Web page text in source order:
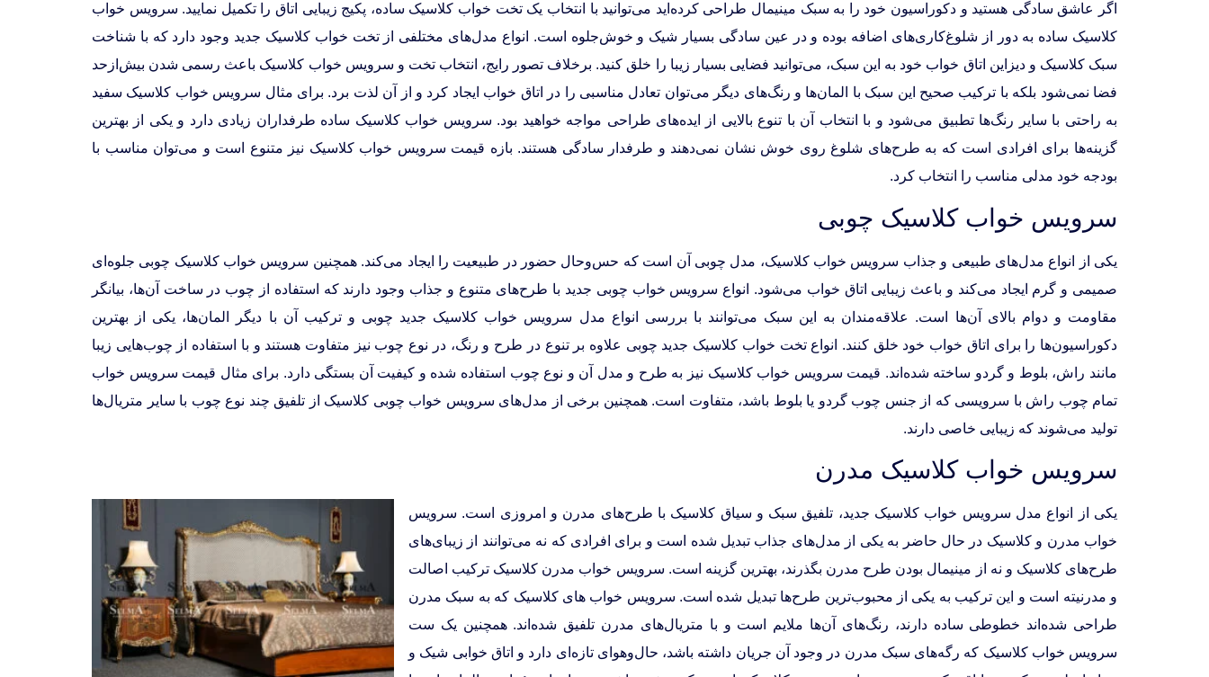
اگر عاشق سادگی هستید و دکوراسیون خود را به سبک مینیمال طراحی کرده‌اید می‌توانید با انتخاب یک تخت خواب کلاسیک ساده، پکیج زیبایی اتاق را تکمیل نمایید. سرویس خواب
کلاسیک ساده به دور از شلوغ‌کاری‌های اضافه بوده و در عین سادگی بسیار شیک و خوش‌جلوه است. انواع مدل‌های مختلفی از تخت خواب کلاسیک جدید وجود دارد که با شناخت
سبک کلاسیک و دیزاین اتاق خواب خود به این سبک، می‌توانید فضایی بسیار زیبا را خلق کنید‌. برخلاف تصور رایج، انتخاب تخت و سرویس خواب کلاسیک باعث رسمی شدن بیش‌ازحد
فضا نمی‌شود بلکه با ترکیب صحیح این سبک با المان‌ها و رنگ‌های دیگر می‌توان تعادل مناسبی را در اتاق خواب ایجاد کرد و از آن لذت برد. برای مثال سرویس خواب کلاسیک سفید
به راحتی با سایر رنگ‌ها تطبیق می‌شود و با انتخاب آن با تنوع بالایی از ایده‌های طراحی مواجه خواهید بود. سرویس خواب کلاسیک ساده طرفداران زیادی دارد و یکی از بهترین
گزینه‌ها برای افرادی است که به طرح‌های شلوغ روی خوش نشان نمی‌دهند و طرفدار سادگی هستند. بازه قیمت سرویس خواب کلاسیک نیز متنوع است و می‌توان مناسب با
بودجه خود مدلی مناسب را انتخاب کرد.
سرویس خواب کلاسیک چوبی
یکی از انواع مدل‌های طبیعی و جذاب سرویس خواب کلاسیک، مدل چوبی آن است که حس‌وحال حضور در طبیعیت را ایجاد می‌کند. همچنین سرویس خواب کلاسیک چوبی جلوه‌ای
صمیمی و گرم ایجاد می‌کند و باعث زیبایی اتاق خواب می‌شود. انواع سرویس خواب چوبی جدید با طرح‌های متنوع و جذاب وجود دارند که استفاده از چوب در ساخت آن‌ها، بیانگر
مقاومت و دوام بالای آن‌ها است. علاقه‌مندان به این سبک می‌توانند با بررسی انواع مدل سرویس خواب کلاسیک جدید چوبی و ترکیب آن با دیگر المان‌ها، یکی از بهترین
دکوراسیون‌ها را برای اتاق خواب خود خلق کنند. انواع تخت خواب کلاسیک جدید چوبی علاوه بر تنوع در طرح و رنگ، در نوع چوب نیز متفاوت هستند و با استفاده از چوب‌هایی زیبا
مانند راش، بلوط و گردو ساخته شده‌اند. قیمت سرویس خواب کلاسیک نیز به طرح و مدل آن و نوع چوب استفاده شده و کیفیت آن بستگی دارد. برای مثال قیمت سرویس خواب
تمام چوب راش با سرویسی که از جنس چوب گردو یا بلوط باشد، متفاوت است. همچنین برخی از مدل‌های سرویس خواب چوبی کلاسیک از تلفیق چند نوع چوب با سایر متریال‌ها
تولید می‌شوند که زیبایی خاصی دارند.
سرویس خواب کلاسیک مدرن
یکی از انواع مدل سرویس خواب کلاسیک جدید، تلفیق سبک و سیاق ‌کلاسیک با طرح‌های مدرن و امروزی است. سرویس‌
خواب مدرن و کلاسیک در حال حاضر به یکی از مدل‌های جذاب تبدیل شده است و برای افرادی که نه می‌توانند از زیبای‌های
طرح‌های کلاسیک و نه از مینیمال بودن طرح مدرن بگذرند، بهترین گزینه است. سرویس خواب مدرن کلاسیک ترکیب اصالت
و مدرنیته است و این ترکیب به یکی از محبوب‌ترین طرح‌ها تبدیل شده است. سرویس خواب های کلاسیک که به سبک مدرن
طراحی شده‌اند خطوطی ساده دارند، رنگ‌های آن‌ها ملایم است و با متریال‌های مدرن تلفیق شده‌اند. همچنین یک ست
سرویس خواب کلاسیک که رگه‌های سبک مدرن در وجود آن جریان داشته باشد، حال‌وهوای تازه‌ای دارد و اتاق خوابی شیک و